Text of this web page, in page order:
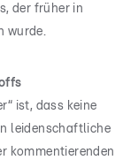
der früher in
wurde.
ist, dass keine
leidenschaftliche
kommentierenden